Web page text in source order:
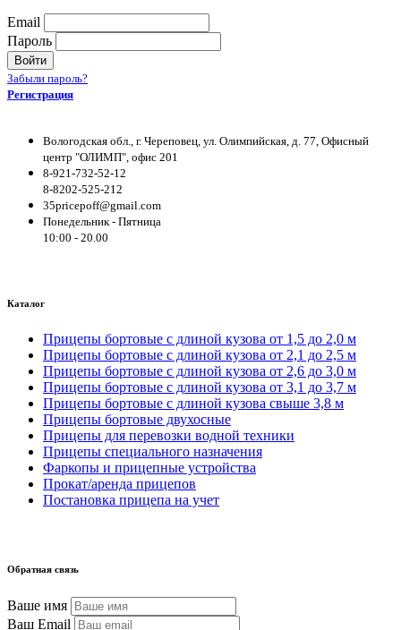
Email
Пароль
Войти
Забыли пароль?
Регистрация
Вологодская обл., г. Череповец, ул. Олимпийская, д. 77, Офисный
центр "ОЛИМП", офис 201
8-921-732-52-12
8-8202-525-212
35pricepoff@gmail.com
Понедельник - Пятница
10:00 - 20.00
Каталог
Прицепы бортовые с длиной кузова от 1,5 до 2,0 м
Прицепы бортовые с длиной кузова от 2,1 до 2,5 м
Прицепы бортовые с длиной кузова от 2,6 до 3,0 м
Прицепы бортовые с длиной кузова от 3,1 до 3,7 м
Прицепы бортовые с длиной кузова свыше 3,8 м
Прицепы бортовые двухосные
Прицепы для перевозки водной техники
Прицепы специального назначения
Фаркопы и прицепные устройства
Прокат/аренда прицепов
Постановка прицепа на учет
Обратная связь
Ваше имя
Ваш Email